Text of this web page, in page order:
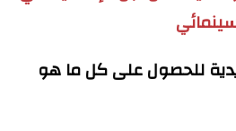
للحصول على كل ما هو